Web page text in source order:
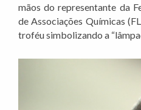
mãos do representante da
de Associações Químicas
troféu simbolizando a